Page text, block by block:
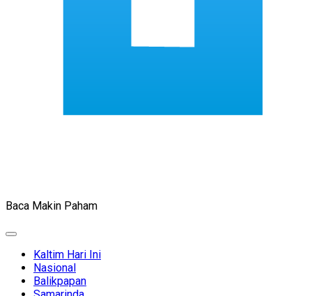
Baca Makin Paham
Expand
Kaltim Hari Ini
Nasional
Balikpapan